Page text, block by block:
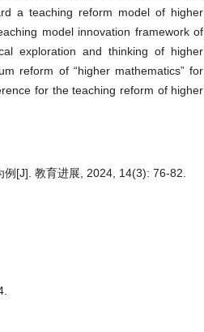
a teaching reform model of higher
model innovation framework of
exploration and thinking of higher
reform of “higher mathematics” for
for the teaching reform of higher
[J]. 教育进展, 2024, 14(3): 76-82.